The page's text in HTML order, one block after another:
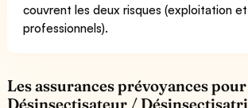
couvrent les deux risques (exploitation et
professionnels).
Les assurances prévoyances pour
Désinsectisateur /